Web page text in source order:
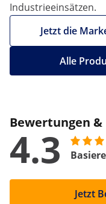
Industrieeinsätzen.
Jetzt die
Alle
Bewertungen &
4.3
Jetzt